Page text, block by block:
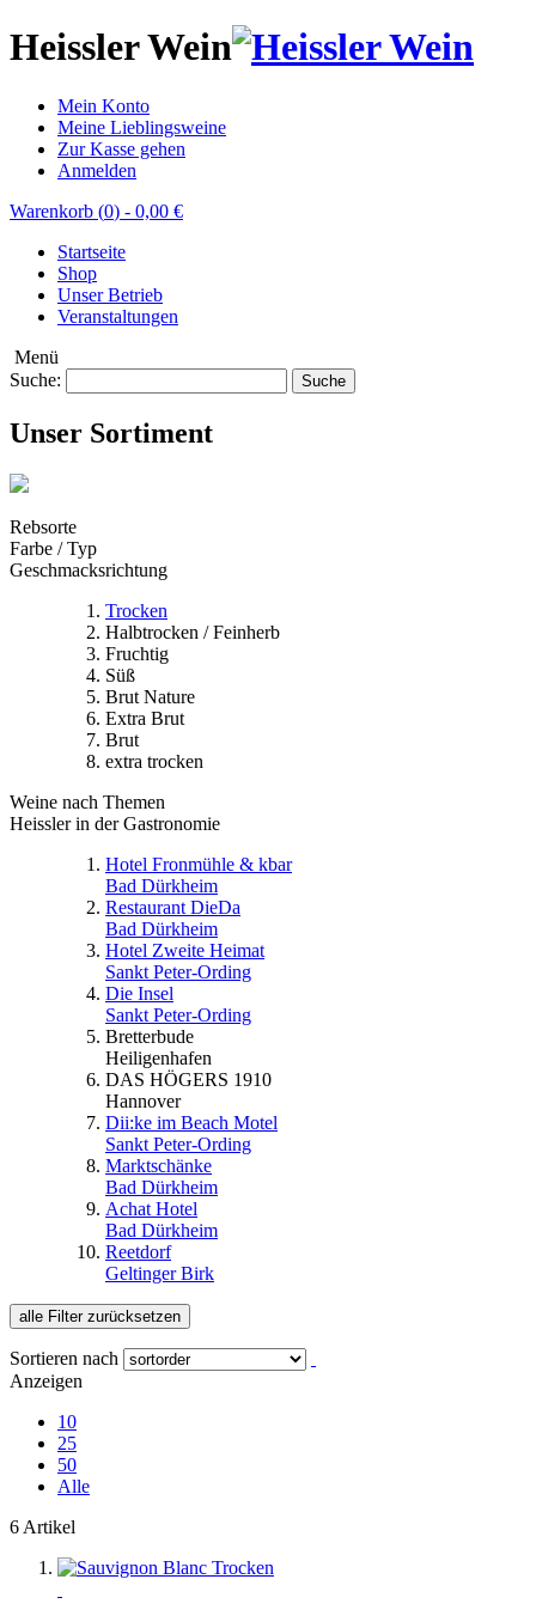
Heissler Wein
Mein Konto
Meine Lieblingsweine
Zur Kasse gehen
Anmelden
Warenkorb (0) - 0,00 €
Startseite
Shop
Unser Betrieb
Veranstaltungen
Menü
Suche:
Suche
Unser Sortiment
Rebsorte
Farbe / Typ
Geschmacksrichtung
Trocken
Halbtrocken / Feinherb
Fruchtig
Süß
Brut Nature
Extra Brut
Brut
extra trocken
Weine nach Themen
Heissler in der Gastronomie
Hotel Fronmühle & kbar
Bad Dürkheim
Restaurant DieDa
Bad Dürkheim
Hotel Zweite Heimat
Sankt Peter-Ording
Die Insel
Sankt Peter-Ording
Bretterbude
Heiligenhafen
DAS HÖGERS 1910
Hannover
Dii:ke im Beach Motel
Sankt Peter-Ording
Marktschänke
Bad Dürkheim
Achat Hotel
Bad Dürkheim
Reetdorf
Geltinger Birk
alle Filter zurücksetzen
Sortieren nach
Anzeigen
10
25
50
Alle
6 Artikel